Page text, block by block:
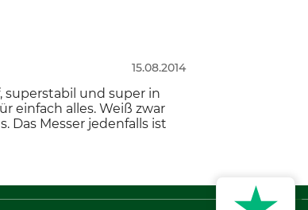
15.08.2014
superstabil und super in
einfach alles. Weiß zwar
Das Messer jedenfalls ist